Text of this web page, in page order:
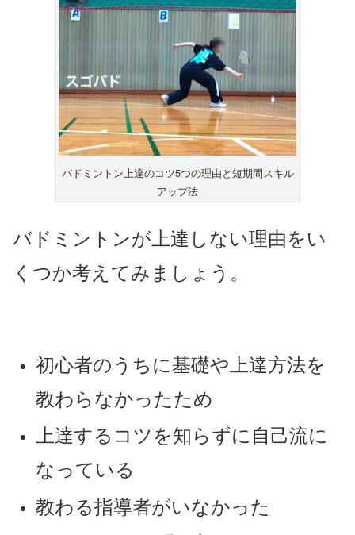
バドミントン上達のコツ5つの理由と短期間スキル
アップ法
バドミントンが上達しない理由をい
くつか考えてみましょう。
初心者のうちに基礎や上達方法を
教わらなかったため
上達するコツを知らずに自己流に
なっている
教わる指導者がいなかった